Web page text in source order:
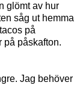
glömt av hur
såg ut hemma
på
på påskafton.
Jag behöver